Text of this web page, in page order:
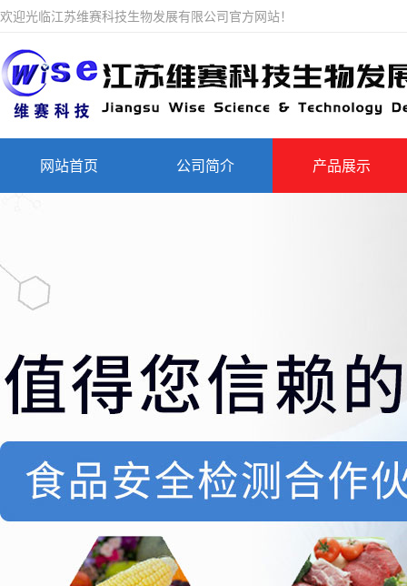
欢迎光临江苏维赛科技生物发展有限公司官方网站！
网站首页 公司简介 产品展示